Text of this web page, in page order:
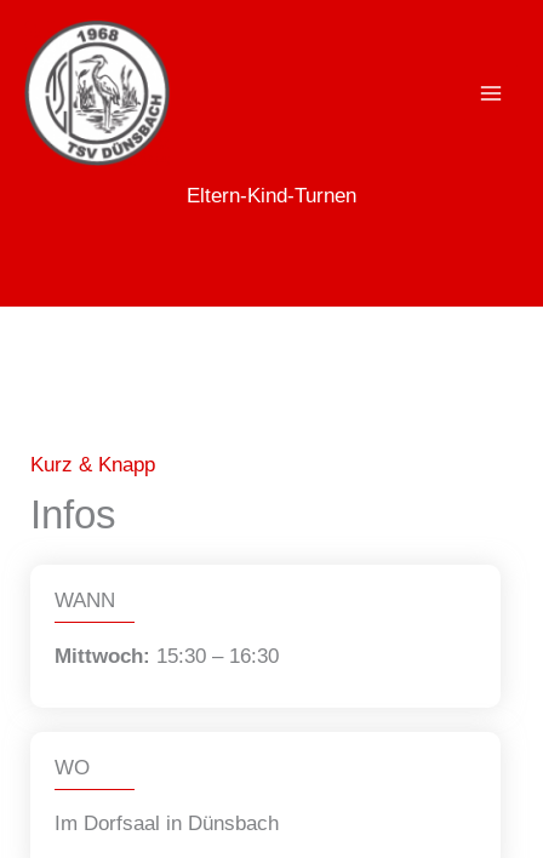
Inhalt
springen
Eltern-Kind-Turnen
Kurz & Knapp
Infos
WANN
Mittwoch: 15:30 – 16:30
WO
Im Dorfsaal in Dünsbach